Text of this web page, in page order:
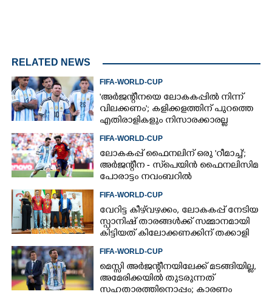
RELATED NEWS
FIFA-WORLD-CUP
'അർജന്റീനയെ ലോകകപ്പിൽ നിന്ന്
വിലക്കണം'; കളിക്കളത്തിന് പുറത്തെ
എതിരാളികളും നിസാരക്കാരല്ല
FIFA-WORLD-CUP
ലോകകപ്പ് ഫൈനലിന് ഒരു 'റീമാച്ച്';
അര്‍ജന്റീന - സ്‌പെയിന്‍ ഫൈനലിസിമ
പോരാട്ടം നവംബറില്‍
FIFA-WORLD-CUP
വേറിട്ട കീഴ്‌‌വഴക്കം,​ ലോകകപ്പ് നേടിയ
സ്പാനിഷ് താരങ്ങൾക്ക് സമ്മാനമായി
കിട്ടിയത് കിലോക്കണക്കിന് തക്കാളി
FIFA-WORLD-CUP
മെസ്സി അര്‍ജന്റീനയിലേക്ക് മടങ്ങിയില്ല,
അമേരിക്കയില്‍ തുടരുന്നത്
സഹതാരത്തിനൊപ്പം; കാരണം